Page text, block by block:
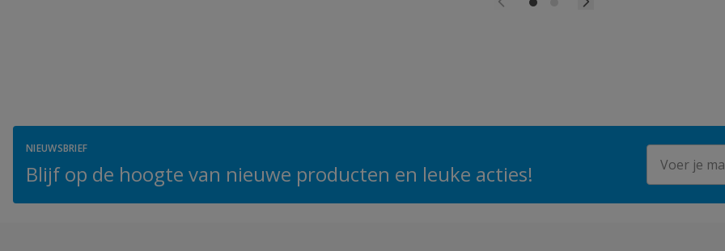
NIEUWSBRIEF
Blijf op de hoogte van nieuwe producten en leuke acties!